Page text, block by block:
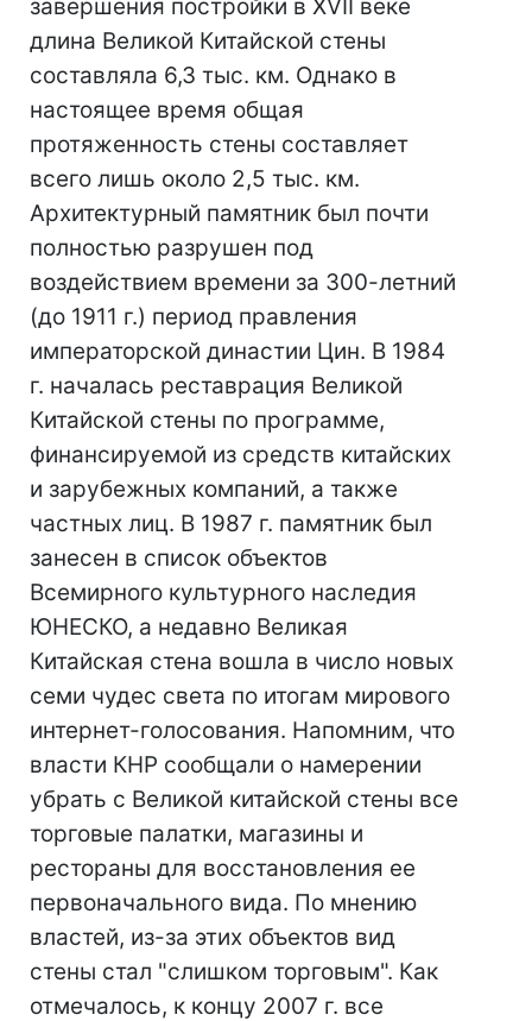
завершения постройки в XVII веке
длина Великой Китайской стены
составляла 6,3 тыс. км. Однако в
настоящее время общая
протяженность стены составляет
всего лишь около 2,5 тыс. км.
Архитектурный памятник был почти
полностью разрушен под
воздействием времени за 300-летний
(до 1911 г.) период правления
императорской династии Цин. В 1984
г. началась реставрация Великой
Китайской стены по программе,
финансируемой из средств китайских
и зарубежных компаний, а также
частных лиц. В 1987 г. памятник был
занесен в список объектов
Всемирного культурного наследия
ЮНЕСКО, а недавно Великая
Китайская стена вошла в число новых
семи чудес света по итогам мирового
интернет-голосования. Напомним, что
власти КНР сообщали о намерении
убрать с Великой китайской стены все
торговые палатки, магазины и
рестораны для восстановления ее
первоначального вида. По мнению
властей, из-за этих объектов вид
стены стал "слишком торговым". Как
отмечалось, к концу 2007 г. все